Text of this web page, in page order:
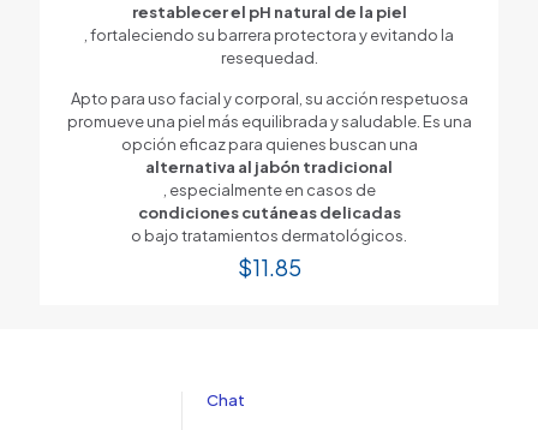
restablecer el pH natural de la piel
, fortaleciendo su barrera protectora y evitando la
resequedad.
Apto para uso facial y corporal, su acción respetuosa
promueve una piel más equilibrada y saludable. Es una
opción eficaz para quienes buscan una
alternativa al jabón tradicional
, especialmente en casos de
condiciones cutáneas delicadas
o bajo tratamientos dermatológicos.
$11.85
Chat